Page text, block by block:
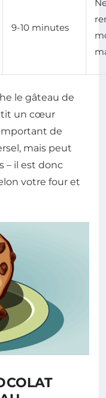
9-10 minutes
le gâteau de
un cœur
de
mais peut
– il est donc
votre four et